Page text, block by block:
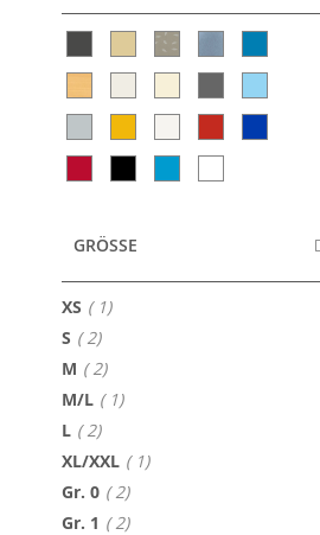
GRÖSSE
XS 1Artikel
S 2Artikel
M 2Artikel
M/L 1Artikel
L 2Artikel
XL/XXL 1Artikel
Gr. 0 2Artikel
Gr. 1 2Artikel